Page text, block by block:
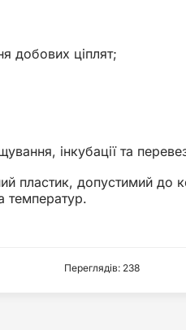
добових ціплят;
інкубації та
пластик, допустимий до
температур.
Переглядів: 238